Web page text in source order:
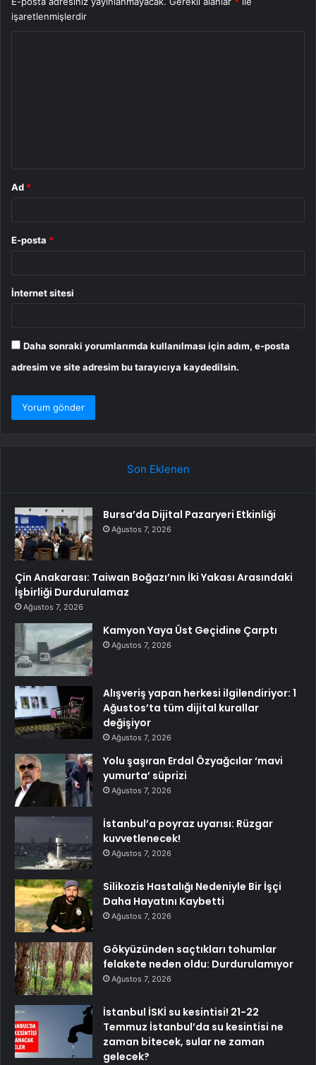
işaretlenmişlerdir
Ad *
E-posta *
İnternet sitesi
Daha sonraki yorumlarımda kullanılması için adım, e-posta
adresim ve site adresim bu tarayıcıya kaydedilsin.
Son Eklenen
Bursa’da Dijital Pazaryeri Etkinliği
Ağustos 7, 2026
Çin Anakarası: Taiwan Boğazı’nın İki Yakası Arasındaki
İşbirliği Durdurulamaz
Ağustos 7, 2026
Kamyon Yaya Üst Geçidine Çarptı
Ağustos 7, 2026
Alışveriş yapan herkesi ilgilendiriyor: 1
Ağustos’ta tüm dijital kurallar
değişiyor
Ağustos 7, 2026
Yolu şaşıran Erdal Özyağcılar ‘mavi
yumurta’ süprizi
Ağustos 7, 2026
İstanbul’a poyraz uyarısı: Rüzgar
kuvvetlenecek!
Ağustos 7, 2026
Silikozis Hastalığı Nedeniyle Bir İşçi
Daha Hayatını Kaybetti
Ağustos 7, 2026
Gökyüzünden saçtıkları tohumlar
felakete neden oldu: Durdurulamıyor
Ağustos 7, 2026
İstanbul İSKİ su kesintisi! 21-22
Temmuz İstanbul’da su kesintisi ne
zaman bitecek, sular ne zaman
gelecek?